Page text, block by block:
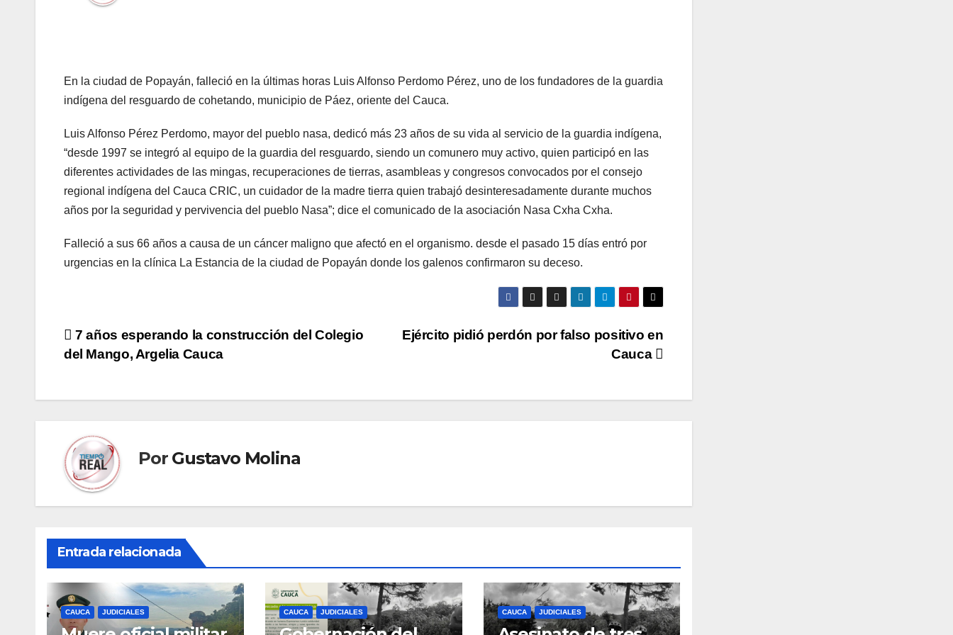
En la ciudad de Popayán, falleció en la últimas horas Luis Alfonso Perdomo Pérez, uno de los fundadores de la guardia
indígena del resguardo de cohetando, municipio de Páez, oriente del Cauca.
Luis Alfonso Pérez Perdomo, mayor del pueblo nasa, dedicó más 23 años de su vida al servicio de la guardia indígena,
“desde 1997 se integró al equipo de la guardia del resguardo, siendo un comunero muy activo, quien participó en las
diferentes actividades de las mingas, recuperaciones de tierras, asambleas y congresos convocados por el consejo
regional indígena del Cauca CRIC, un cuidador de la madre tierra quien trabajó desinteresadamente durante muchos
años por la seguridad y pervivencia del pueblo Nasa”; dice el comunicado de la asociación Nasa Cxha Cxha.
Falleció a sus 66 años a causa de un cáncer maligno que afectó en el organismo. desde el pasado 15 días entró por
urgencias en la clínica La Estancia de la ciudad de Popayán donde los galenos confirmaron su deceso.
Navegación
entradas
Ejército pidió perdón por falso positivo en
Cauca
7 años esperando la construcción del Colegio
del Mango, Argelia Cauca
Por Gustavo Molina
Entrada relacionada
CAUCA JUDICIALES CAUCA JUDICIALES CAUCA JUDICIALES